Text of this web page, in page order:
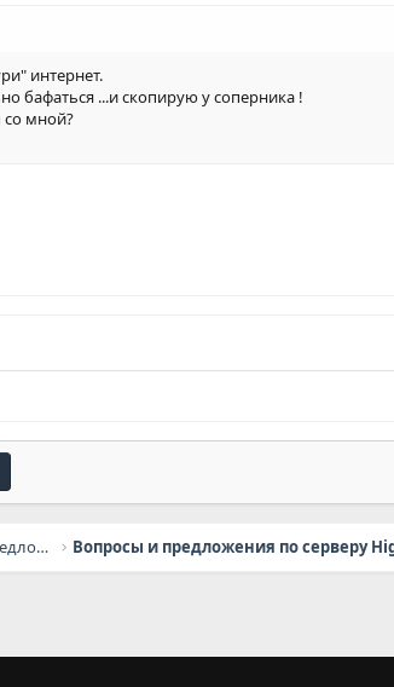
интернет.
бафаться ...и скопирую у соперника !
со мной?
General Questions / Общие Вопросы и Предложения